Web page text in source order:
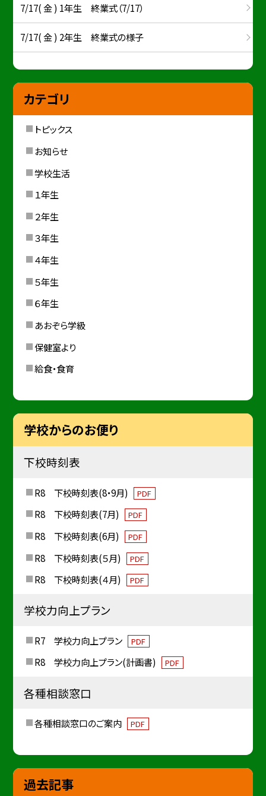
7/17( 金 ) 1年生 終業式（7/17）
7/17( 金 ) 2年生 終業式の様子
カテゴリ
トピックス
お知らせ
学校生活
１年生
２年生
３年生
４年生
５年生
６年生
あおぞら学級
保健室より
給食・食育
学校からのお便り
下校時刻表
R8 下校時刻表(8・9月) PDF
R8 下校時刻表(7月) PDF
R8 下校時刻表(6月) PDF
R8 下校時刻表(５月) PDF
R8 下校時刻表(４月) PDF
学校力向上プラン
R7 学校力向上プラン PDF
R8 学校力向上プラン(計画書) PDF
各種相談窓口
各種相談窓口のご案内 PDF
過去記事